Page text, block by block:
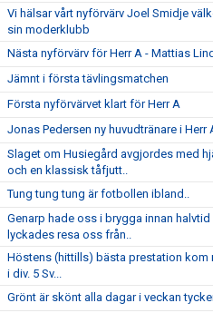
Vi hälsar vårt nyförvärv Joel Smidje
sin moderklubb
Nästa nyförvärv för Herr A - Mattias
Jämnt i första tävlingsmatchen
Första nyförvärvet klart för Herr A
Jonas Pedersen ny huvudtränare i Herr
Slaget om Husiegård avgjordes med
och en klassisk tåfjutt..
Tung tung tung är fotbollen ibland..
Genarp hade oss i brygga innan
lyckades resa oss från..
Höstens (hittills) bästa prestation kom
i div. 5 Sv...
Grönt är skönt alla dagar i veckan tycker